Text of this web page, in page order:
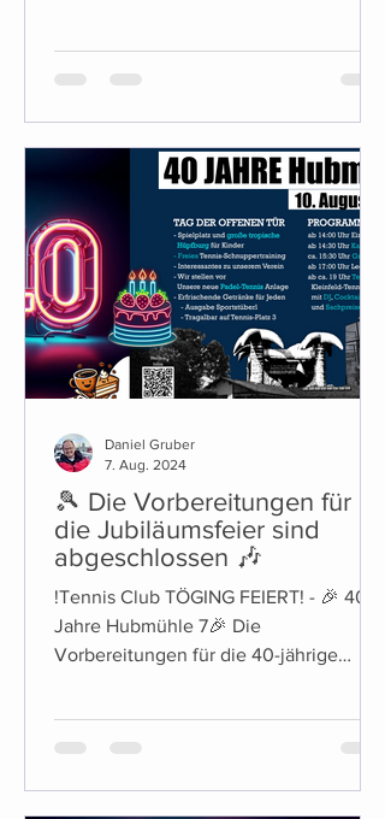
diese Saison stehen einige konkrete
Änderungen an: Es kommt ein neuer
Getränkeautomat. Alkoholische
Getränke sind dabei mit Kinder- und
Jugendsicherung ausgestatte
🎾 Die Vorbereitungen für
die Jubiläumsfeier sind
abgeschlossen 🎶
!Tennis Club TÖGING FEIERT! - 🎉 40
Jahre Hubmühle 7🎉 Die
Vorbereitungen für die 40-jährige
Daniel Gruber
7. Aug. 2024